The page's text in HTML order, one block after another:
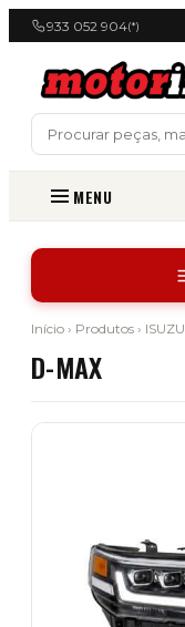
933 052 904(*)
MENU
Início › Produtos › ISUZU
D-MAX